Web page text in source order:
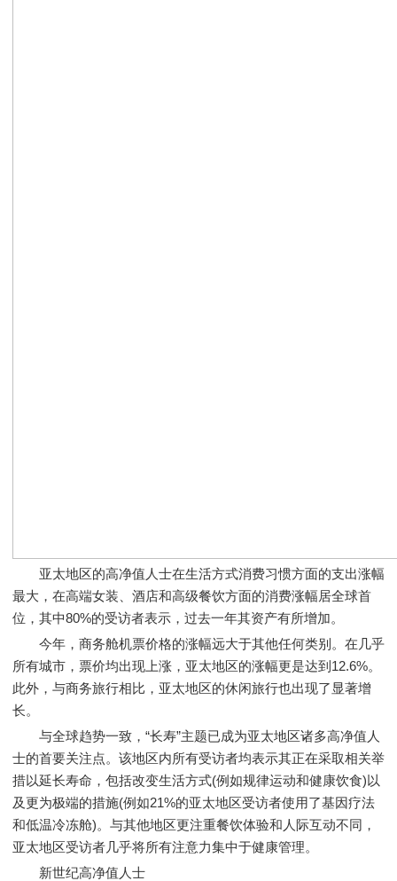
亚太地区的高净值人士在生活方式消费习惯方面的支出涨幅
最大，在高端女装、酒店和高级餐饮方面的消费涨幅居全球首
位，其中80%的受访者表示，过去一年其资产有所增加。
今年，商务舱机票价格的涨幅远大于其他任何类别。在几乎
所有城市，票价均出现上涨，亚太地区的涨幅更是达到12.6%。
此外，与商务旅行相比，亚太地区的休闲旅行也出现了显著增
长。
与全球趋势一致，“长寿”主题已成为亚太地区诸多高净值人
士的首要关注点。该地区内所有受访者均表示其正在采取相关举
措以延长寿命，包括改变生活方式(例如规律运动和健康饮食)以
及更为极端的措施(例如21%的亚太地区受访者使用了基因疗法
和低温冷冻舱)。与其他地区更注重餐饮体验和人际互动不同，
亚太地区受访者几乎将所有注意力集中于健康管理。
新世纪高净值人士